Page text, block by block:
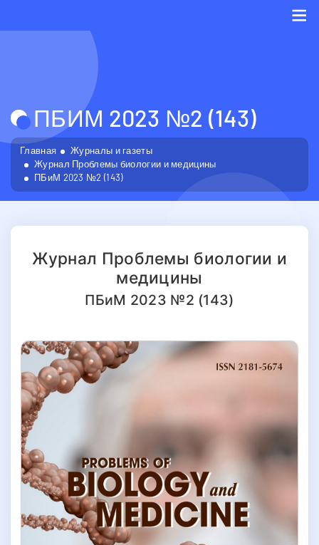
ПБИМ 2023 №2 (143)
Главная
Журналы и газеты
Журнал Проблемы биологии и медицины
ПБиМ 2023 №2 (143)
Журнал Проблемы биологии и
медицины
ПБиМ 2023 №2 (143)